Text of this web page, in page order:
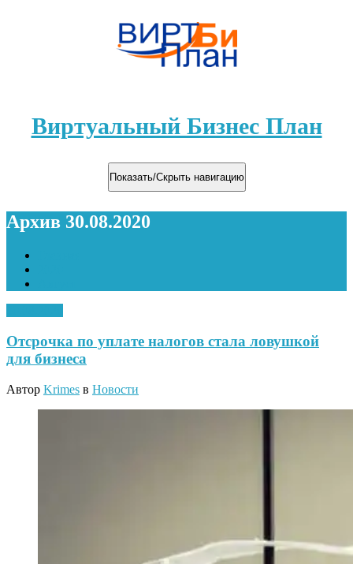
Виртуальный Бизнес План
Показать/Скрыть навигацию
Архив 30.08.2020
Отсрочка по уплате налогов стала ловушкой
для бизнеса
Автор Krimes в Новости